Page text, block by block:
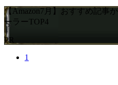
【Amazon7月】おすすめ記事
ーラーTOP4
PR
1